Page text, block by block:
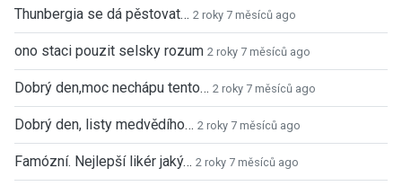
Thunbergia se dá pěstovat… 2 roky 7 měsíců ago
ono staci pouzit selsky rozum 2 roky 7 měsíců ago
Dobrý den,moc nechápu tento… 2 roky 7 měsíců ago
Dobrý den, listy medvědího… 2 roky 7 měsíců ago
Famózní. Nejlepší likér jaký… 2 roky 7 měsíců ago